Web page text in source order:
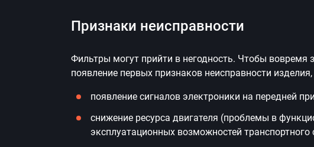
Признаки неисправности
Фильтры могут прийти в негодность. Чтобы вовремя
появление первых признаков неисправности
появление сигналов электроники на передней
снижение ресурса двигателя (проблемы в
эксплуатационных возможностей транспортного